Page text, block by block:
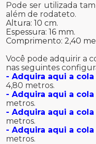
Pode ser utilizada
além de rodateto.
Altura: 10 cm.
Espessura: 16 mm.
Comprimento: 2,40
Você pode adquirir a
nas seguintes
- Adquira aqui a
4,80 metros.
- Adquira aqui a cola
metros.
- Adquira aqui a
metros.
- Adquira aqui a cola
metros.